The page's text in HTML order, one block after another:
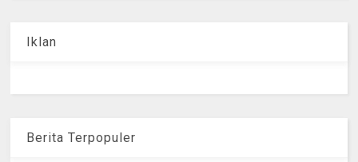
Iklan
Berita Terpopuler